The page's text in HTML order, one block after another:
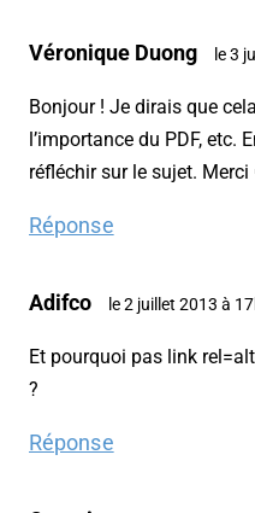
Véronique Duong le 3
Bonjour ! Je dirais que
l’importance du PDF, etc.
réfléchir sur le sujet. Merci
Réponse
Adifco le 2 juillet 2013 à
Et pourquoi pas link
?
Réponse